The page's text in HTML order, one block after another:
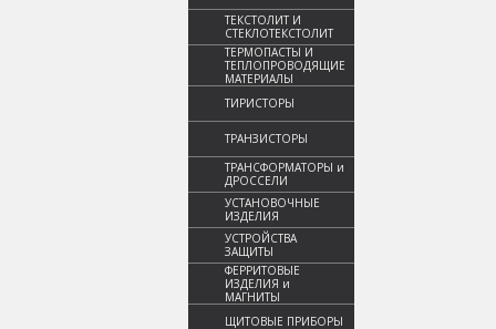
ТЕКСТОЛИТ И
СТЕКЛОТЕКСТОЛИТ
ТЕРМОПАСТЫ И
ТЕПЛОПРОВОДЯЩИЕ
МАТЕРИАЛЫ
ТИРИСТОРЫ
ТРАНЗИСТОРЫ
ТРАНСФОРМАТОРЫ и
ДРОССЕЛИ
УСТАНОВОЧНЫЕ
ИЗДЕЛИЯ
УСТРОЙСТВА
ЗАЩИТЫ
ФЕРРИТОВЫЕ
ИЗДЕЛИЯ и
МАГНИТЫ
ЩИТОВЫЕ ПРИБОРЫ